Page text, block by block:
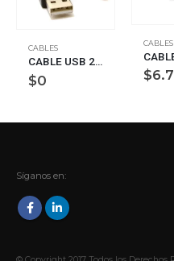
CABLES
CABLE USB 2.0 MAM 1.8MTS BULK NS-CUSBA NISUTA
$0
CABLES
$
Síganos en: